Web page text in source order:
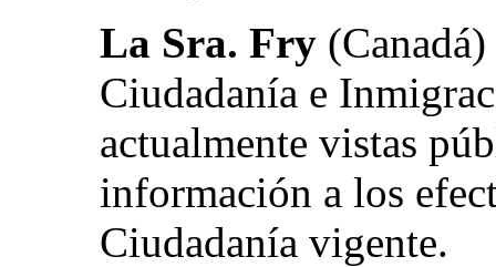
La Sra. Fry
Ciudadanía e
actualmente vistas
información a los
Ciudadanía vigente.